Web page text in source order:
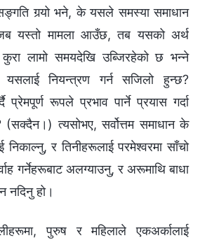
गर्‍यो भने, के यसले समस्या समाधान
यस्तो मामला आउँछ, तब यसको अर्थ
कुरा लामो समयदेखि उब्जिरहेको छ भन्‍ने
नियन्त्रण गर्न सजिलो हुन्छ?
प्रेमपूर्ण रूपले प्रभाव पार्ने प्रयास गर्दा
त्यसोभए, सर्वोत्तम समाधान के
निकाल्‍नु, र तिनीहरूलाई परमेश्‍वरमा साँचो
गर्नेहरूबाट अलग्याउनु, र अरूमाथि बाधा
नदिनु हो।
पुरुष र महिलाले एकअर्कालाई